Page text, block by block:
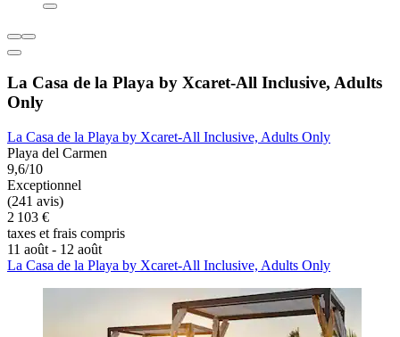
La Casa de la Playa by Xcaret-All Inclusive, Adults
Only
La Casa de la Playa by Xcaret-All Inclusive, Adults Only
Playa del Carmen
9,6/10
Exceptionnel
(241 avis)
2 103 €
taxes et frais compris
11 août - 12 août
La Casa de la Playa by Xcaret-All Inclusive, Adults Only